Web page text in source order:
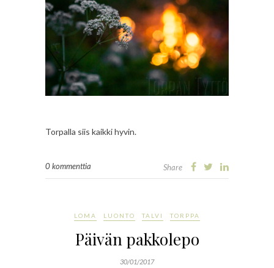
Torpalla siis kaikki hyvin.
0 kommenttia Share
LOMA LUONTO TALVI TORPPA
Päivän pakkolepo
30/01/2017